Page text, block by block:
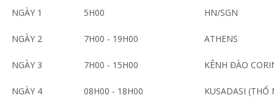
NGÀY 1
5H00 HN/SGN
NGÀY 2 7H00 - 19H00 ATHENS
NGÀY 3 7H00 - 15H00 KÊNH ĐÀO
NGÀY 4 08H00 - 18H00 KUSADASI (THỔ